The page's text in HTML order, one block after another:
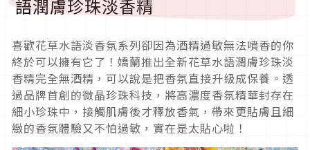
語潤膚珍珠淡香精
喜歡花草水語淡香氛系列卻因為酒精過敏無法噴香的你
終於可以擁有它了！嬌蘭推出全新花草水語潤膚珍珠淡
香精完全無酒精，可以說是把香氛直接升級成保養。透
過品牌首創的微晶珍珠科技，將高濃度香氛精華封存在
細小珍珠中，接觸肌膚後才釋放香氣，帶來更貼膚且細
緻的香氛體驗又不怕過敏，實在是太貼心啦！